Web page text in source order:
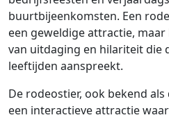
buurtbijeenkomsten. Een
een geweldige attractie,
van uitdaging en hilariteit die
leeftijden aanspreekt.
De rodeostier, ook bekend als
een interactieve attractie